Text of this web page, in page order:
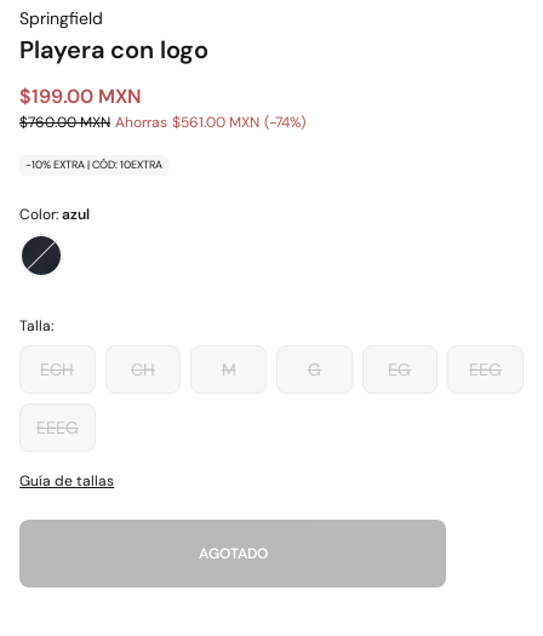
Springfield
Playera con logo
$199.00 MXN
$760.00 MXN Ahorras $561.00 MXN 74
-10% EXTRA | CÓD: 10EXTRA
Color:azul
Talla:
ECH CH M G EG EEG
EEEG
Guía de tallas
AGOTADO